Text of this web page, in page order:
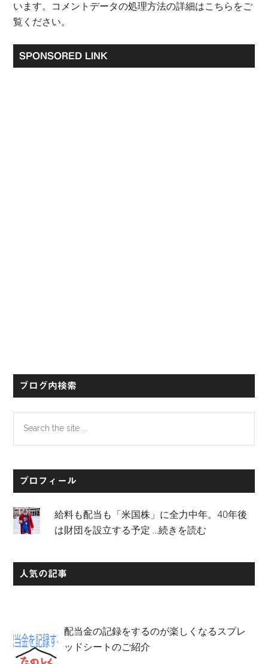
います。 コメントデータの処理方法の詳細はこちらをご
覧ください。
最
SPONSORED LINK
ブログ内検索
the
プロフィール
給料も配当も「米国株」に全力中年。40年後
は財団を設立する予定…続きを読む
人気の記事
配当金の記録をするのが楽しくなるスプレ
ッドシートのご紹介